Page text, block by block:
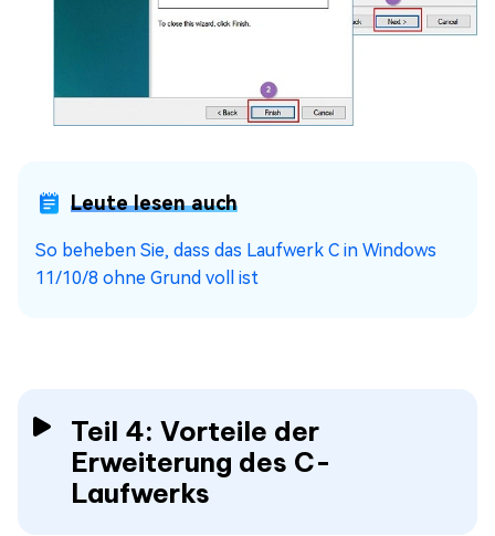
Leute lesen auch
So beheben Sie, dass das Laufwerk C in Windows
11/10/8 ohne Grund voll ist
Teil 4: Vorteile der
Erweiterung des C-
Laufwerks